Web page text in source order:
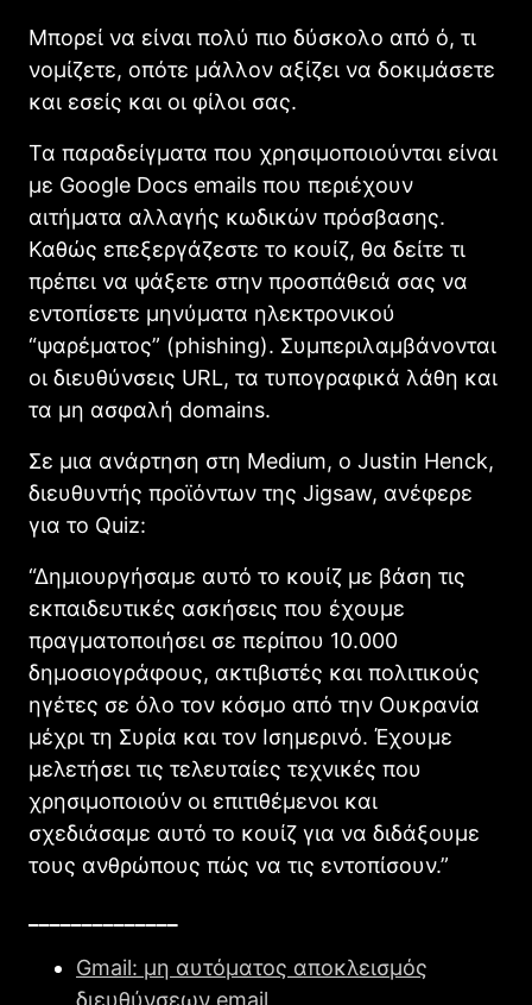
Μπορεί να είναι πολύ πιο δύσκολο από ό, τι
νομίζετε, οπότε μάλλον αξίζει να δοκιμάσετε
και εσείς και οι φίλοι σας.
Τα παραδείγματα που χρησιμοποιούνται είναι
με Google Docs emails που περιέχουν
αιτήματα αλλαγής κωδικών πρόσβασης.
Καθώς επεξεργάζεστε το κουίζ, θα δείτε τι
πρέπει να ψάξετε στην προσπάθειά σας να
εντοπίσετε μηνύματα ηλεκτρονικού
“ψαρέματος” (phishing). Συμπεριλαμβάνονται
οι διευθύνσεις URL, τα τυπογραφικά λάθη και
τα μη ασφαλή domains.
Σε μια ανάρτηση στη Medium, ο Justin Henck,
διευθυντής προϊόντων της Jigsaw, ανέφερε
για το Quiz:
“Δημιουργήσαμε αυτό το κουίζ με βάση τις
εκπαιδευτικές ασκήσεις που έχουμε
πραγματοποιήσει σε περίπου 10.000
δημοσιογράφους, ακτιβιστές και πολιτικούς
ηγέτες σε όλο τον κόσμο από την Ουκρανία
μέχρι τη Συρία και τον Ισημερινό. Έχουμε
μελετήσει τις τελευταίες τεχνικές που
χρησιμοποιούν οι επιτιθέμενοι και
σχεδιάσαμε αυτό το κουίζ για να διδάξουμε
τους ανθρώπους πώς να τις εντοπίσουν.”
Gmail: μη αυτόματος αποκλεισμός
διευθύνσεων email